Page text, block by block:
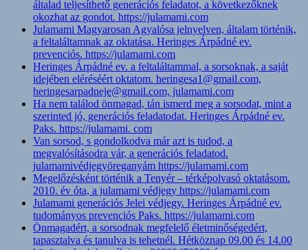
általad teljesíthető generációs feladatot, a következőknek
okozhat az gondot. https://julamami.com
Julamami Magyarosan Agyalósa jelnyelven, általam történik,
a feltaláltamnak az oktatása. Heringes Árpádné ev.
prevenciós. https://julamami.com
Heringes Árpádné ev. a feltaláltammal, a sorsoknak, a saját
idejében eléréséért oktatom. heringesa1@gmail.com,
heringesarpadneje@gmail.com, julamami.com
Ha nem találod önmagad, tán ismerd meg a sorsodat, mint a
szerinted jó, generációs feladatodat. Heringes Árpádné ev.
Paks. https://julamami. com
Van sorsod, s gondolkodva már azt is tudod, a
megvalósításodra vár, a generációs feladatod.
julamamivédjegyöreganyám https://julamami.com
Megelőzésként történik a Tenyér – térképolvasó oktatásom.
2010. év óta, a julamami védjegy https://julamami.com
Julamami generációs Jelei védjegy. Heringes Árpádné ev.
tudományos prevenciós Paks. https://julamami.com
Önmagadért, a sorsodnak megfelelő életminőségedért,
tapasztalva és tanulva is tehetnél. Hétköznap 09.00 és 14.00